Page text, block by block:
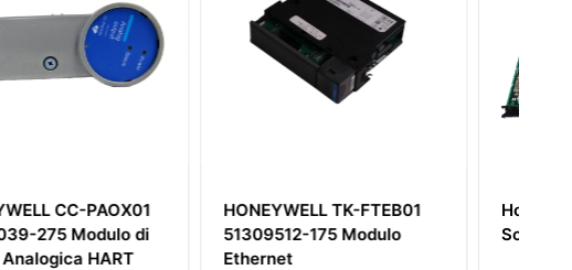
HONEYWELL TK-FTEB01
51309512-175 Modulo
Ethernet
Honeywell 51401288-100
Scheda PC